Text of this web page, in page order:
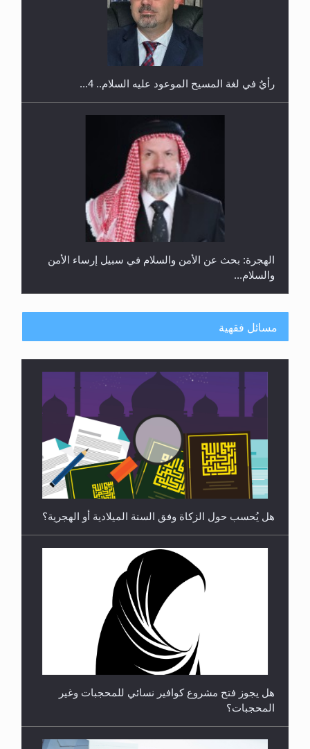
اليوم الوطني الرياضي لمجلس أنصار الله في هولندا
رأيٌ في لغة المسيح الموعود عليه السلام.. 4...
الهجرة: بحث عن الأمن والسلام في سبيل إرساء الأمن
والسلام...
رأيٌ في لغة المسيح الموعود عليه السلام ..«3» نظرة
في شعر المسيح الموعود عليه السلام.....
**الحصن الحصين من وساوس المعارضين ...**...
مسائل فقهية
هل يُحسب حول الزكاة وفق السنة الميلادية أو الهجرية؟
هل يجوز فتح مشروع كوافير نسائي للمحجبات وغير
المحجبات؟